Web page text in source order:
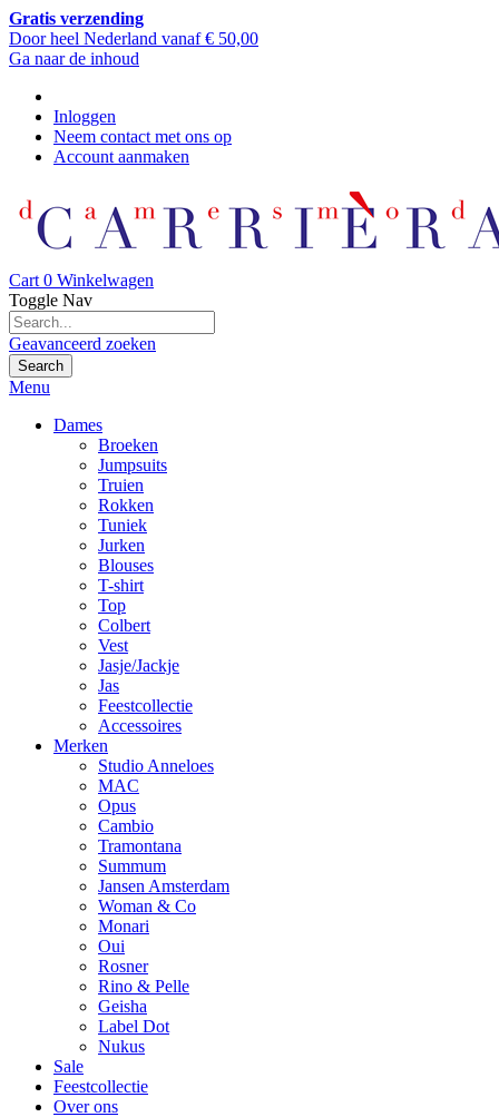
Gratis verzending
Door heel Nederland vanaf € 50,00
Ga naar de inhoud
Inloggen
Neem contact met ons op
Account aanmaken
Cart 0 Winkelwagen
Toggle Nav
Geavanceerd zoeken
Search
Menu
Dames
Broeken
Jumpsuits
Truien
Rokken
Tuniek
Jurken
Blouses
T-shirt
Top
Colbert
Vest
Jasje/Jackje
Jas
Feestcollectie
Accessoires
Merken
Studio Anneloes
MAC
Opus
Cambio
Tramontana
Summum
Jansen Amsterdam
Woman & Co
Monari
Oui
Rosner
Rino & Pelle
Geisha
Label Dot
Nukus
Sale
Feestcollectie
Over ons